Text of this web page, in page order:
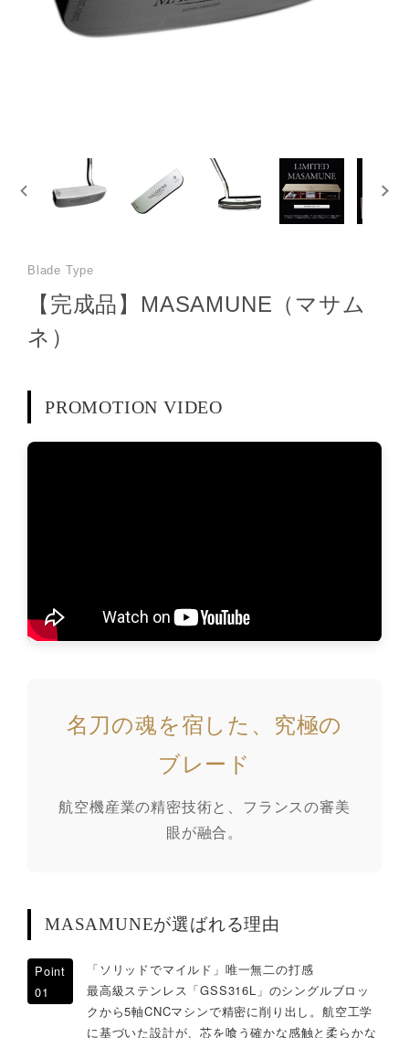
Blade Type
【完成品】MASAMUNE（マサム
ネ）
PROMOTION VIDEO
名刀の魂を宿した、究極の
ブレード
航空機産業の精密技術と、フランスの審美
眼が融合。
MASAMUNEが選ばれる理由
Point
01
「ソリッドでマイルド」唯一無二の打感
最高級ステンレス「GSS316L」のシングルブロッ
クから5軸CNCマシンで精密に削り出し。航空工学
に基づいた設計が、芯を喰う確かな感触と柔らかな